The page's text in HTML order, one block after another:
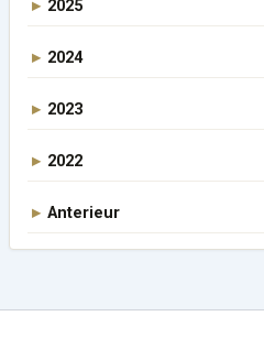
2025
2024
2023
2022
Anterieur